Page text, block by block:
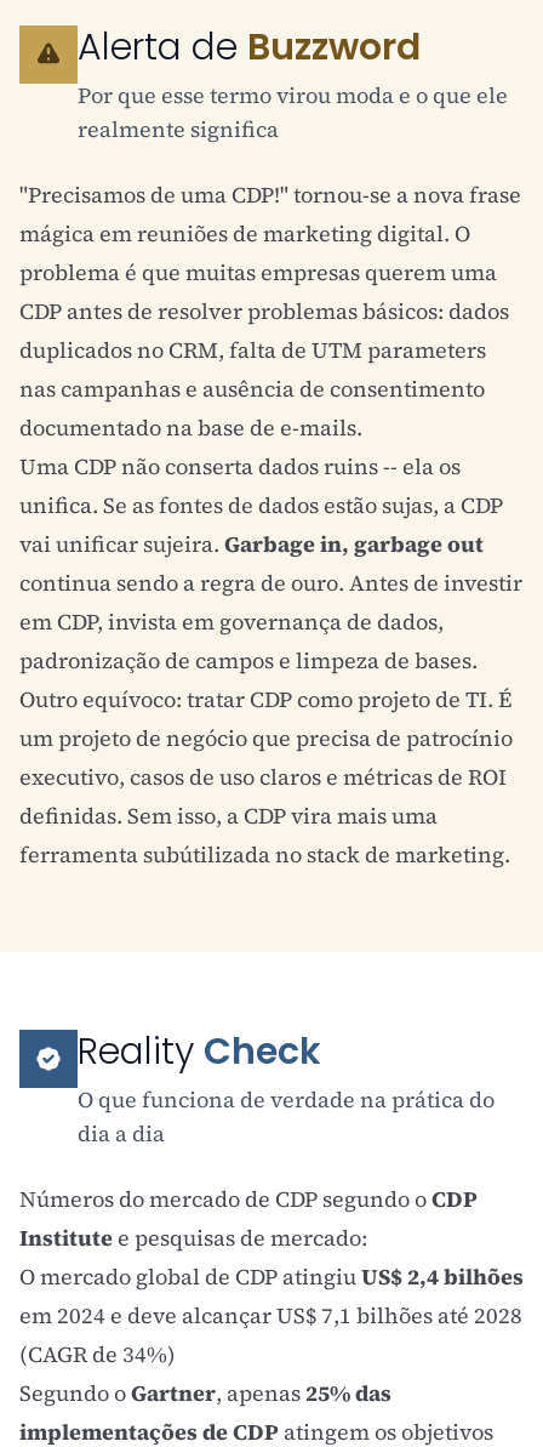
Alerta de Buzzword
Por que esse termo virou moda e o que ele
realmente significa
"Precisamos de uma CDP!" tornou-se a nova frase
mágica em reuniões de marketing digital. O
problema é que muitas empresas querem uma
CDP antes de resolver problemas básicos: dados
duplicados no CRM, falta de UTM parameters
nas campanhas e ausência de consentimento
documentado na base de e-mails.
Uma CDP não conserta dados ruins -- ela os
unifica. Se as fontes de dados estão sujas, a CDP
vai unificar sujeira. Garbage in, garbage out
continua sendo a regra de ouro. Antes de investir
em CDP, invista em governança de dados,
padronização de campos e limpeza de bases.
Outro equívoco: tratar CDP como projeto de TI. É
um projeto de negócio que precisa de patrocínio
executivo, casos de uso claros e métricas de ROI
definidas. Sem isso, a CDP vira mais uma
ferramenta subútilizada no stack de marketing.
Reality Check
O que funciona de verdade na prática do
dia a dia
Números do mercado de CDP segundo oCDP
Institutee pesquisas de mercado:
O mercado global de CDP atingiuUS$ 2,4 bilhões
em 2024 e deve alcançar US$ 7,1 bilhões até 2028
(CAGR de 34%)
Segundo oGartner, apenas 25% das
implementações de CDP atingem os objetivos